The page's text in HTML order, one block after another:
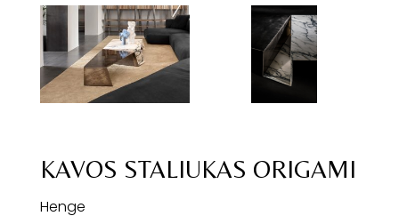
KAVOS STALIUKAS ORIGAMI
Henge